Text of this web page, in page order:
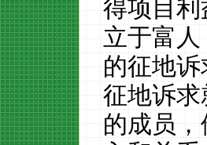
得项目
立于富
的征地
征地诉
的成员